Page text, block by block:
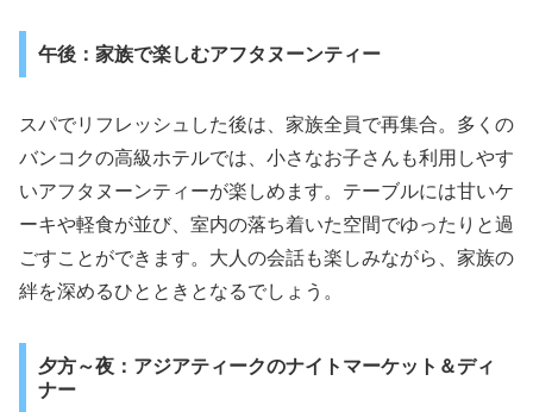
午後：家族で楽しむアフタヌーンティー
スパでリフレッシュした後は、家族全員で再集合。多くの
バンコクの高級ホテルでは、小さなお子さんも利用しやす
いアフタヌーンティーが楽しめます。テーブルには甘いケ
ーキや軽食が並び、室内の落ち着いた空間でゆったりと過
ごすことができます。大人の会話も楽しみながら、家族の
絆を深めるひとときとなるでしょう。
夕方～夜：アジアティークのナイトマーケット＆ディ
ナー